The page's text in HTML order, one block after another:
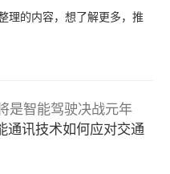
理的内容，想了解更多，推
是智能驾驶决战元年
通讯技术如何应对交通